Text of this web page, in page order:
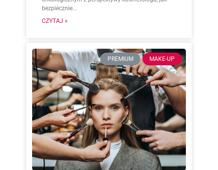
bezpiecznie...
CZYTAJ »
PREMIUM MAKE-UP